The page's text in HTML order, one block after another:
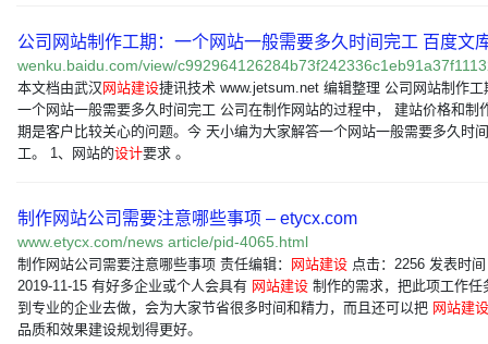
公司网站制作工期：一个网站一般需要多久时间完工 百度文
wenku.baidu.com/view/
本文档由武汉 网站建设捷讯技术 www.jetsum.net 编辑整理 公司网站制作工
一个网站一般需要多久时间完工 公司在制作网站的过程中， 建站价格和制
期是客户比较关心的问题。今 天小编为大家解答一个网站一般需要多久时
工。 1、网站的设计要求 。
制作网站公司需要注意哪些事项 – etycx.com
www.etycx.com/news article/pid-4065.html
制作网站公司需要注意哪些事项 责任编辑： 网站建设 点击：2256 发表时
2019-11-15 有好多企业或个人会具有 网站建设 制作的需求，把此项工作任
到专业的企业去做，会为大家节省很多时间和精力，而且还可以把 网站建设
品质和效果建设规划得更好。